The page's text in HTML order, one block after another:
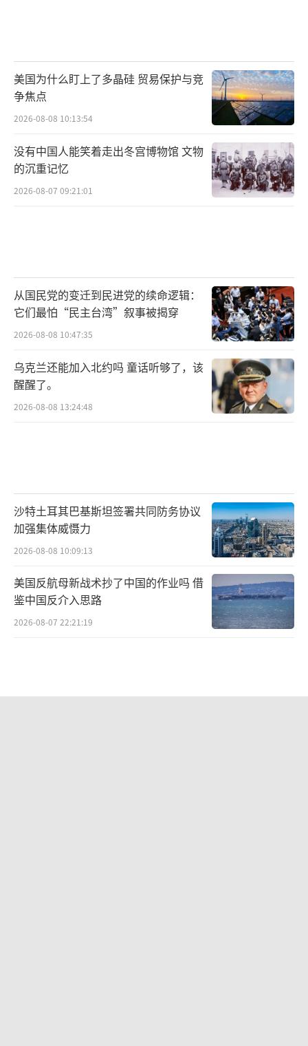
美国为什么盯上了多晶硅 贸易保护与竞
争焦点
2026-08-08 10:13:54
没有中国人能笑着走出冬宫博物馆 文物
的沉重记忆
2026-08-07 09:21:01
从国民党的变迁到民进党的续命逻辑：
它们最怕“民主台湾”叙事被揭穿
2026-08-08 10:47:35
乌克兰还能加入北约吗 童话听够了，该
醒醒了。
2026-08-08 13:24:48
沙特土耳其巴基斯坦签署共同防务协议
加强集体威慑力
2026-08-08 10:09:13
美国反航母新战术抄了中国的作业吗 借
鉴中国反介入思路
2026-08-07 22:21:19